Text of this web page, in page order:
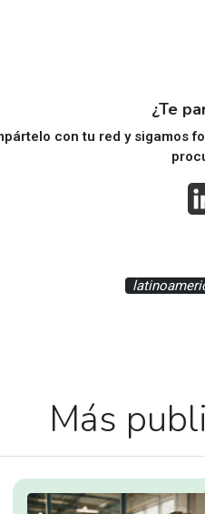
¿Te
con tu red y sigamos
Más